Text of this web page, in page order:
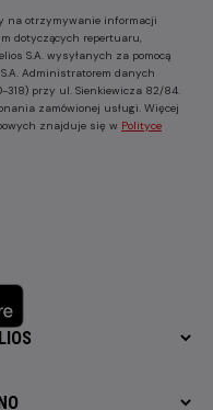
na otrzymywanie informacji
dotyczących repertuaru,
S.A. wysyłanych za pomocą
Administratorem danych
318) przy ul. Sienkiewicza 82/84.
zamówionej usługi. Więcej
znajduje się w Polityce